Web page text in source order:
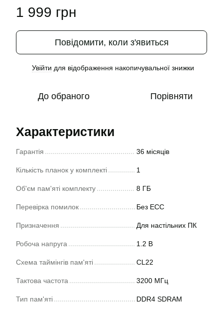
1 999 грн
Повідомити, коли з'явиться
Увійти для відображення накопичувальної знижки
До обраного Порівняти
Характеристики
Гарантія 36 місяців
Кількість планок у комплекті 1
Об'єм пам'яті комплекту 8 ГБ
Перевірка помилок Без ECC
Призначення Для настільних ПК
Робоча напруга 1.2 В
Схема таймінгів пам'яті CL22
Тактова частота 3200 МГц
Тип пам'яті DDR4 SDRAM